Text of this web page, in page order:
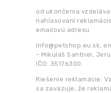
od ukončenia
nahlasovaní
emailovú adresu
info@petshop.eu.sk,
– Mikuláš Santner,
IČO: 35176300.
Riešenie reklamácie:
sa zaväzuje, že